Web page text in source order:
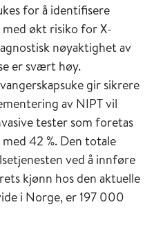
for å identifisere
økt risiko for X-
nøyaktighet av
er svært høy.
gir sikrere
av NIPT vil
tester som foretas
42 %. Den totale
ved å innføre
kjønn hos den aktuelle
i Norge, er 197 000